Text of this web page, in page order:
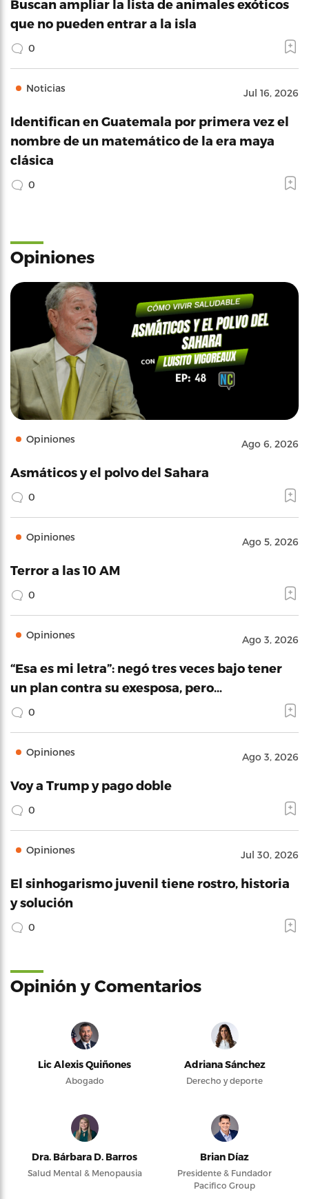
Buscan ampliar la lista de animales exóticos
que no pueden entrar a la isla
0
Noticias Jul 16, 2026
Identifican en Guatemala por primera vez el
nombre de un matemático de la era maya
clásica
0
Opiniones
Opiniones Ago 6, 2026
Asmáticos y el polvo del Sahara
0
Opiniones Ago 5, 2026
Terror a las 10 AM
0
Opiniones Ago 3, 2026
“Esa es mi letra”: negó tres veces bajo tener
un plan contra su exesposa, pero…
0
Opiniones Ago 3, 2026
Voy a Trump y pago doble
0
Opiniones Jul 30, 2026
El sinhogarismo juvenil tiene rostro, historia
y solución
0
Opinión y Comentarios
Lic Alexis Quiñones
Abogado
Adriana Sánchez
Derecho y deporte
Dra. Bárbara D. Barros
Salud Mental & Menopausia
Brian Díaz
Presidente & Fundador
Pacifico Group